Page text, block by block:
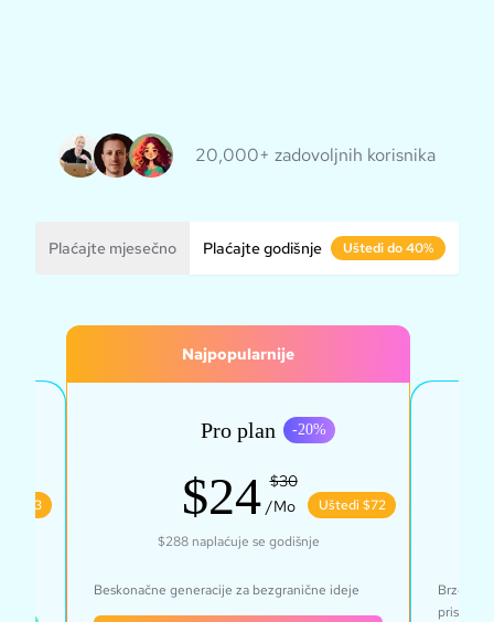
20,000+ zadovoljnih korisnika
Plaćajte mjesečno Plaćajte godišnje Uštedi do 40%
$43
Najpopularnije
Pro plan -20%
$24 $30
/Mo
Uštedi $72
$288 naplaćuje se godišnje
Beskonačne generacije za bezgranične ideje
Brzo, za
pristup